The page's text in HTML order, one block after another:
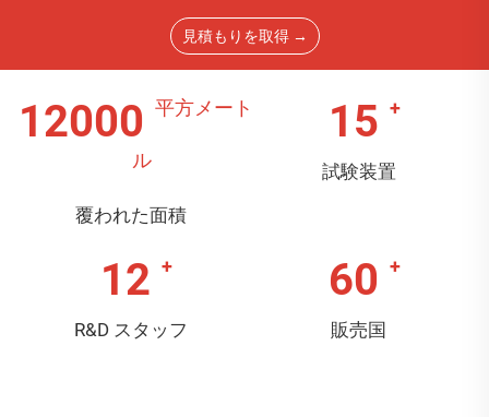
見積もりを取得 →
12000
覆われた面積
15
試験装置
12
R&D スタッフ
60
販売国